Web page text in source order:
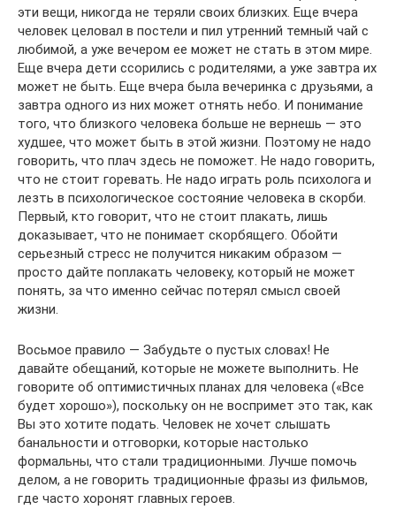
эти вещи, никогда не теряли своих близких. Еще вчера
человек целовал в постели и пил утренний темный чай с
любимой, а уже вечером ее может не стать в этом мире.
Еще вчера дети ссорились с родителями, а уже завтра их
может не быть. Еще вчера была вечеринка с друзьями, а
завтра одного из них может отнять небо. И понимание
того, что близкого человека больше не вернешь — это
худшее, что может быть в этой жизни. Поэтому не надо
говорить, что плач здесь не поможет. Не надо говорить,
что не стоит горевать. Не надо играть роль психолога и
лезть в психологическое состояние человека в скорби.
Первый, кто говорит, что не стоит плакать, лишь
доказывает, что не понимает скорбящего. Обойти
серьезный стресс не получится никаким образом —
просто дайте поплакать человеку, который не может
понять, за что именно сейчас потерял смысл своей
жизни.
Восьмое правило — Забудьте о пустых словах! Не
давайте обещаний, которые не можете выполнить. Не
говорите об оптимистичных планах для человека («Все
будет хорошо»), поскольку он не воспримет это так, как
Вы это хотите подать. Человек не хочет слышать
банальности и отговорки, которые настолько
формальны, что стали традиционными. Лучше помочь
делом, а не говорить традиционные фразы из фильмов,
где часто хоронят главных героев.